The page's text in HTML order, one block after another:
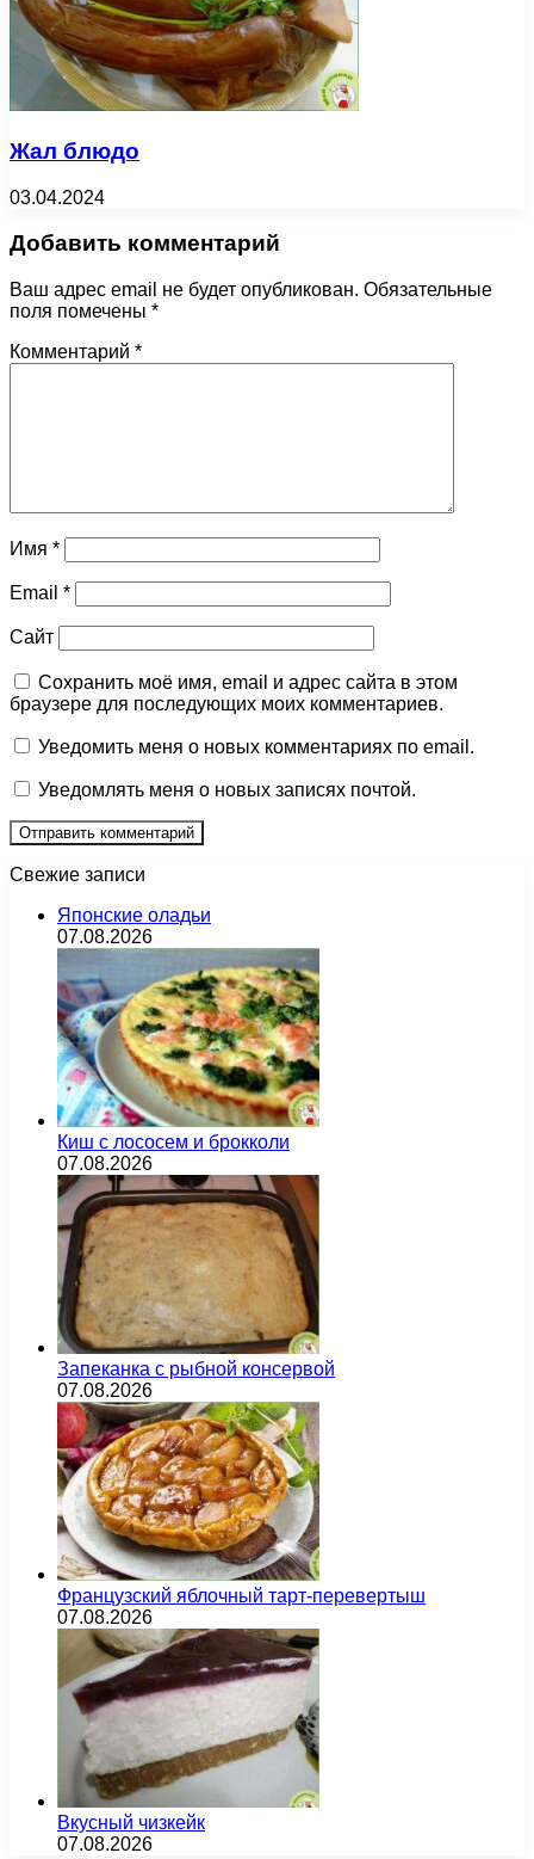
Жал блюдо
03.04.2024
Добавить комментарий
Ваш адрес email не будет опубликован. Обязательные
поля помечены *
Комментарий *
Имя *
Email *
Сайт
Сохранить моё имя, email и адрес сайта в этом
браузере для последующих моих комментариев.
Уведомить меня о новых комментариях по email.
Уведомлять меня о новых записях почтой.
Свежие записи
Японские оладьи
07.08.2026
Киш с лососем и брокколи
07.08.2026
Запеканка с рыбной консервой
07.08.2026
Французский яблочный тарт-перевертыш
07.08.2026
Вкусный чизкейк
07.08.2026